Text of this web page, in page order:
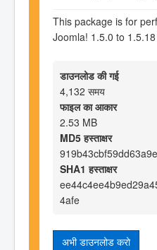
This package is for
Joomla! 1.5.0 to 1.5.18
डाउनलोड की गई
4,132 समय
फाइल का आकार
2.53 MB
MD5 हस्ताक्षर
SHA1 हस्ताक्षर
4afe
अभी डाउनलोड करो